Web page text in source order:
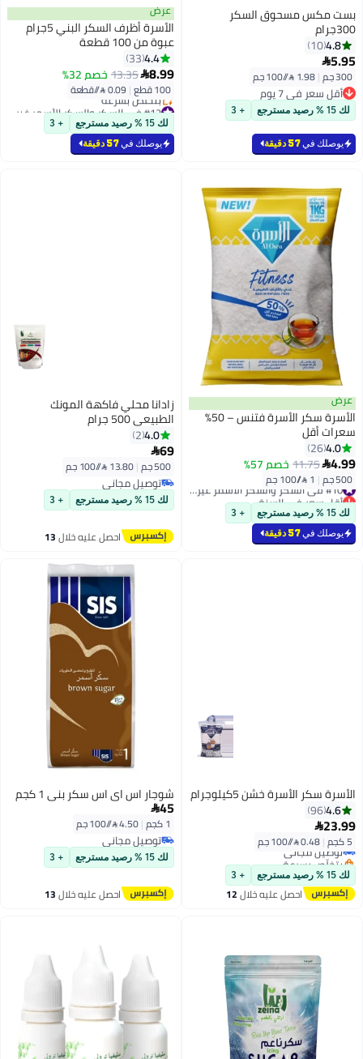
بست مكس مسحوق السكر
300جرام
4.8
10
5.95
300 جم |
أقل سعر في 7 يوم
أقل سعر في 7 يوملك 15 % رصيد مسترجع + 3
يوصلك في57 دقيقة
عرض
الأسرة أظرف السكر البني 5جرام
عبوة من 100 قطعة
4.4
33
8.99
13.35خصم 32%
100 قطع |
أقل سعر في 30 يوم
بتخلّص بسرعةلك 15 % رصيد مسترجع + 3
يوصلك في57 دقيقة
عرض
الأسرة سكر الأسرة فتنس – 50%
سعرات أقل
4.0
26
4.99
11.75خصم 57%
500 جم |
أقل سعر في السنة
لك 15 % رصيد مسترجع + 3
يوصلك في57 دقيقة
زادانا محلي فاكهة المونك
الطبيعي 500 جرام
4.0
2
69
500 جم |
توصيل مجاني
توصيل مجانيلك 15 % رصيد مسترجع + 3
احصل عليه خلال13
الأسرة سكر الأسرة خشن 5كيلوجرام
4.6
96
23.99
5 كجم |0.48 /⁨/100 جم⁩
توصيل مجاني
بتخلّص بسرعة
توصيل مجانيلك 15 % رصيد مسترجع + 3
احصل عليه خلال12
شوجار اس اي اس سكر بني 1 كجم
45
1 كجم |4.50 /⁨/100 جم⁩
توصيل مجاني
توصيل مجانيلك 15 % رصيد مسترجع + 3
احصل عليه خلال13